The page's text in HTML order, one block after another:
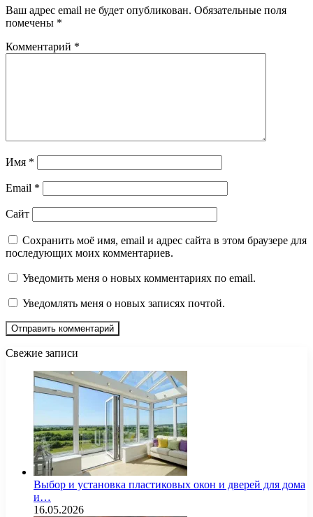
Ваш адрес email не будет опубликован. Обязательные поля
помечены *
Комментарий *
Имя *
Email *
Сайт
Сохранить моё имя, email и адрес сайта в этом браузере для
последующих моих комментариев.
Уведомить меня о новых комментариях по email.
Уведомлять меня о новых записях почтой.
Свежие записи
Выбор и установка пластиковых окон и дверей для дома
и…
16.05.2026